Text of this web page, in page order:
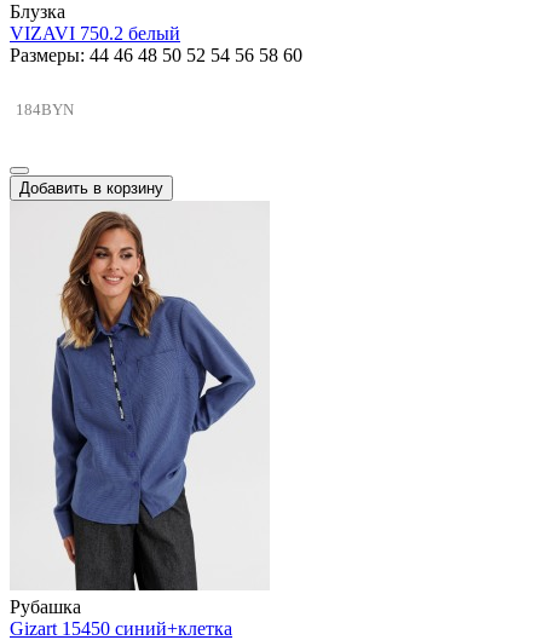
Блузка
VIZAVI 750.2 белый
Размеры: 44 46 48 50 52 54 56 58 60
184BYN
Добавить в корзину
Рубашка
Gizart 15450 синий+клетка